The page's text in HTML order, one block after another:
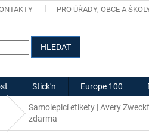
PRO ÚŘADY, OBCE A
HLEDAT
Stick'n Europe 100
Samolepicí etikety | Avery
zdarma